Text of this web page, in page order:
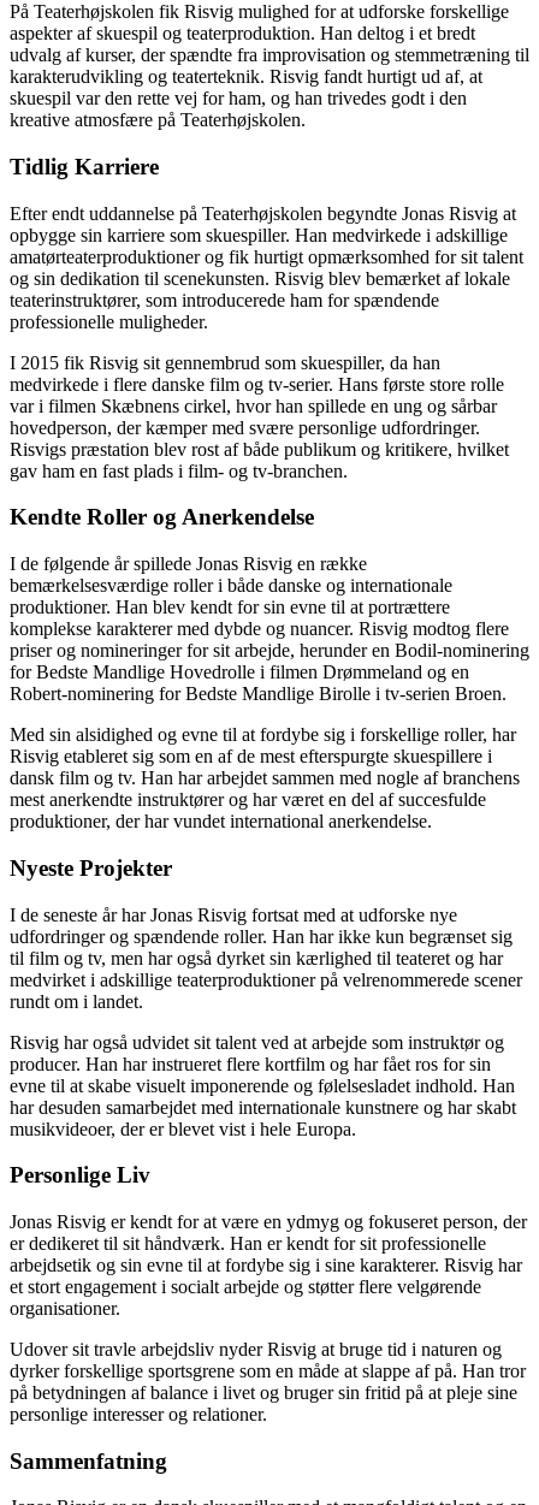
På Teaterhøjskolen fik Risvig mulighed for at udforske forskellige
aspekter af skuespil og teaterproduktion. Han deltog i et bredt
udvalg af kurser, der spændte fra improvisation og stemmetræning til
karakterudvikling og teaterteknik. Risvig fandt hurtigt ud af, at
skuespil var den rette vej for ham, og han trivedes godt i den
kreative atmosfære på Teaterhøjskolen.
Tidlig Karriere
Efter endt uddannelse på Teaterhøjskolen begyndte Jonas Risvig at
opbygge sin karriere som skuespiller. Han medvirkede i adskillige
amatørteaterproduktioner og fik hurtigt opmærksomhed for sit talent
og sin dedikation til scenekunsten. Risvig blev bemærket af lokale
teaterinstruktører, som introducerede ham for spændende
professionelle muligheder.
I 2015 fik Risvig sit gennembrud som skuespiller, da han
medvirkede i flere danske film og tv-serier. Hans første store rolle
var i filmen Skæbnens cirkel, hvor han spillede en ung og sårbar
hovedperson, der kæmper med svære personlige udfordringer.
Risvigs præstation blev rost af både publikum og kritikere, hvilket
gav ham en fast plads i film- og tv-branchen.
Kendte Roller og Anerkendelse
I de følgende år spillede Jonas Risvig en række
bemærkelsesværdige roller i både danske og internationale
produktioner. Han blev kendt for sin evne til at portrættere
komplekse karakterer med dybde og nuancer. Risvig modtog flere
priser og nomineringer for sit arbejde, herunder en Bodil-nominering
for Bedste Mandlige Hovedrolle i filmen Drømmeland og en
Robert-nominering for Bedste Mandlige Birolle i tv-serien Broen.
Med sin alsidighed og evne til at fordybe sig i forskellige roller, har
Risvig etableret sig som en af de mest efterspurgte skuespillere i
dansk film og tv. Han har arbejdet sammen med nogle af branchens
mest anerkendte instruktører og har været en del af succesfulde
produktioner, der har vundet international anerkendelse.
Nyeste Projekter
I de seneste år har Jonas Risvig fortsat med at udforske nye
udfordringer og spændende roller. Han har ikke kun begrænset sig
til film og tv, men har også dyrket sin kærlighed til teateret og har
medvirket i adskillige teaterproduktioner på velrenommerede scener
rundt om i landet.
Risvig har også udvidet sit talent ved at arbejde som instruktør og
producer. Han har instrueret flere kortfilm og har fået ros for sin
evne til at skabe visuelt imponerende og følelsesladet indhold. Han
har desuden samarbejdet med internationale kunstnere og har skabt
musikvideoer, der er blevet vist i hele Europa.
Personlige Liv
Jonas Risvig er kendt for at være en ydmyg og fokuseret person, der
er dedikeret til sit håndværk. Han er kendt for sit professionelle
arbejdsetik og sin evne til at fordybe sig i sine karakterer. Risvig har
et stort engagement i socialt arbejde og støtter flere velgørende
organisationer.
Udover sit travle arbejdsliv nyder Risvig at bruge tid i naturen og
dyrker forskellige sportsgrene som en måde at slappe af på. Han tror
på betydningen af balance i livet og bruger sin fritid på at pleje sine
personlige interesser og relationer.
Sammenfatning